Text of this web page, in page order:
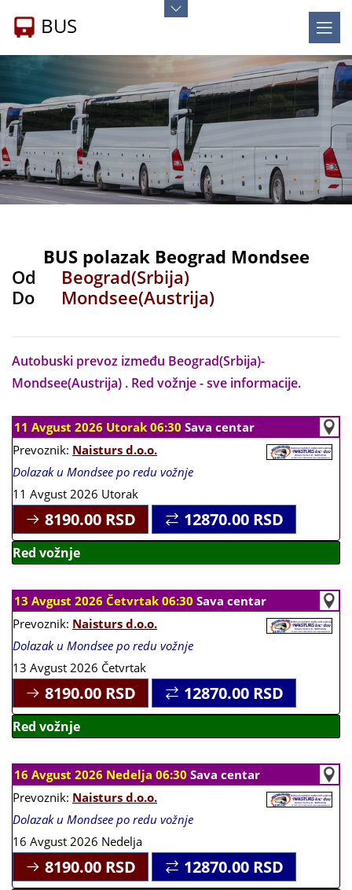
BUS
BUS polazak Beograd Mondsee
Od
Do
Beograd(Srbija)
Mondsee(Austrija)
Autobuski prevoz između Beograd(Srbija)-
Mondsee(Austrija) . Red vožnje - sve informacije.
11 Avgust 2026 Utorak 06:30 Sava centar
Prevoznik: Naisturs d.o.o.
Dolazak u Mondsee po redu vožnje
11 Avgust 2026 Utorak
8190.00 RSD 12870.00 RSD
Red vožnje
13 Avgust 2026 Četvrtak 06:30 Sava centar
Prevoznik: Naisturs d.o.o.
Dolazak u Mondsee po redu vožnje
13 Avgust 2026 Četvrtak
8190.00 RSD 12870.00 RSD
Red vožnje
16 Avgust 2026 Nedelja 06:30 Sava centar
Prevoznik: Naisturs d.o.o.
Dolazak u Mondsee po redu vožnje
16 Avgust 2026 Nedelja
8190.00 RSD 12870.00 RSD